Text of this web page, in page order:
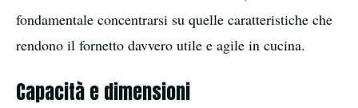
fondamentale concentrarsi su quelle caratteristiche che
rendono il fornetto davvero utile e agile in cucina.
Capacità e dimensioni